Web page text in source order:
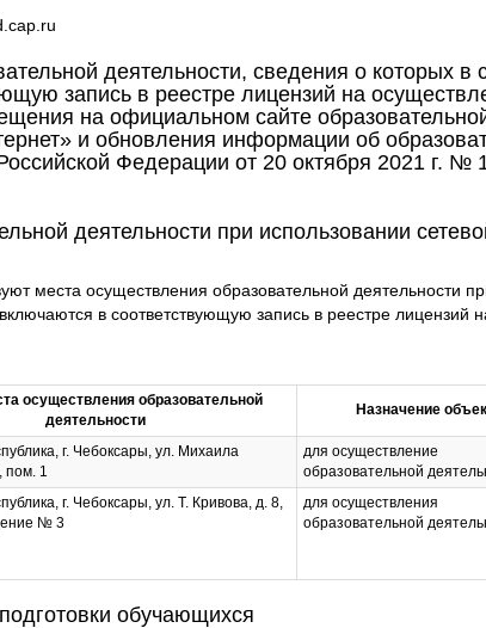
деятельности, сведения о которых
запись в реестре лицензий на
на официальном сайте
и обновления информации об
Федерации от 20 октября 2021
деятельности при использовании
места осуществления образовательной деятельности
в соответствующую запись в реестре лицензий
осуществления образовательной
деятельности
Назначение
г. Чебоксары, ул. Михаила
пом. 1
для осуществление
образовательной
г. Чебоксары, ул. Т. Кривова, д. 8,
№ 3
для осуществления
образовательной
обучающихся